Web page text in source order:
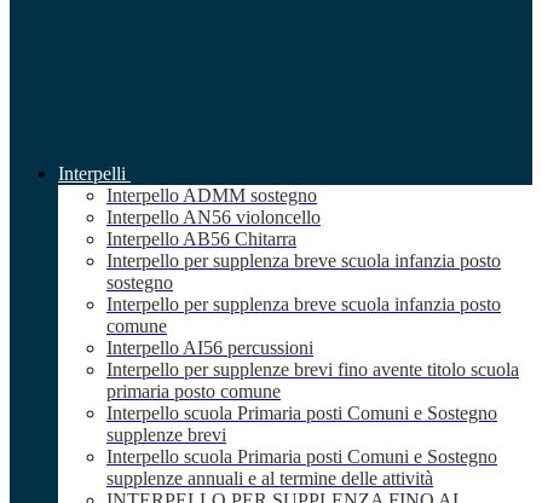
Interpelli
Interpello ADMM sostegno
Interpello AN56 violoncello
Interpello AB56 Chitarra
Interpello per supplenza breve scuola infanzia posto
sostegno
Interpello per supplenza breve scuola infanzia posto
comune
Interpello AI56 percussioni
Interpello per supplenze brevi fino avente titolo scuola
primaria posto comune
Interpello scuola Primaria posti Comuni e Sostegno
supplenze brevi
Interpello scuola Primaria posti Comuni e Sostegno
supplenze annuali e al termine delle attività